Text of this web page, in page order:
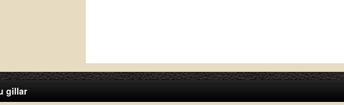
gillar